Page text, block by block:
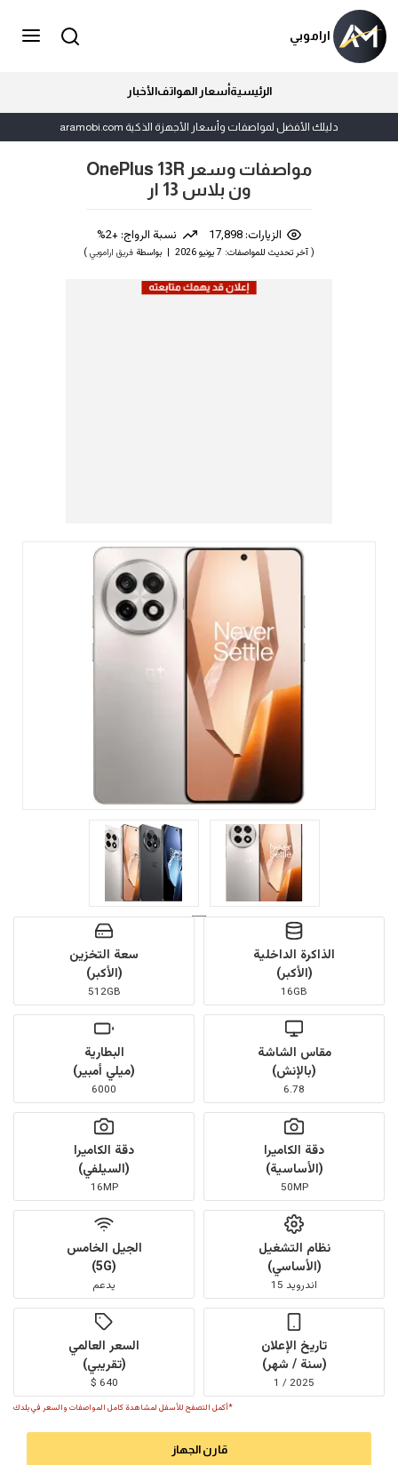
اراموبي
الرئيسيةأسعار الهواتفالأخبار
دليلك الأفضل لمواصفات وأسعار الأجهزة الذكية aramobi.com
مواصفات وسعر OnePlus 13R
ون بلاس 13 ار
الزيارات: 17,898 نسبة الرواج: +2%
( آخر تحديث للمواصفات: 7 يونيو 2026 | بواسطة فريق اراموبي)
الذاكرة الداخلية
(الأكبر)
16GB
سعة التخزين
(الأكبر)
512GB
مقاس الشاشة
(بالإنش)
6.78
البطارية
(ميلي أمبير)
6000
دقة الكاميرا
(الأساسية)
50MP
دقة الكاميرا
(السيلفي)
16MP
نظام التشغيل
(الأساسي)
اندرويد 15
الجيل الخامس
(5G)
يدعم
تاريخ الإعلان
(سنة / شهر)
2025 / 1
السعر العالمي
(تقريبي)
640 $
*أكمل التصفح للأسفل لمشاهدة كامل المواصفات والسعر في بلدك
قارن الجهاز